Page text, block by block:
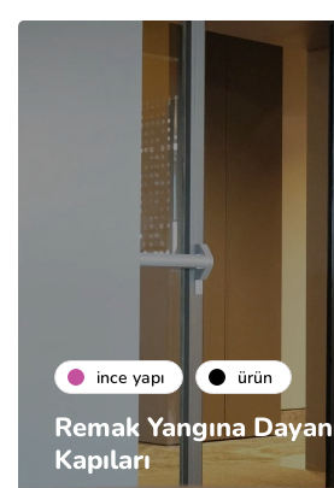
i̇nce yapı ürün
Remak Yangına
Kapıları